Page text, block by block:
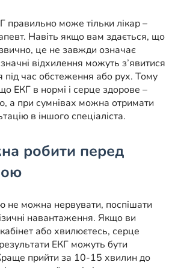
може тільки лікар –
Навіть якщо вам здається, що
це не завжди означає
відхилення можуть з’явитися
час обстеження або рух. Тому
ЕКГ в нормі і серце здорове –
а при сумнівах можна отримати
в іншого спеціаліста.
робити перед
не можна нервувати, поспішати
навантаження. Якщо ви
або хвилюєтесь, серце
ЕКГ можуть бути
прийти за 10-15 хвилин до